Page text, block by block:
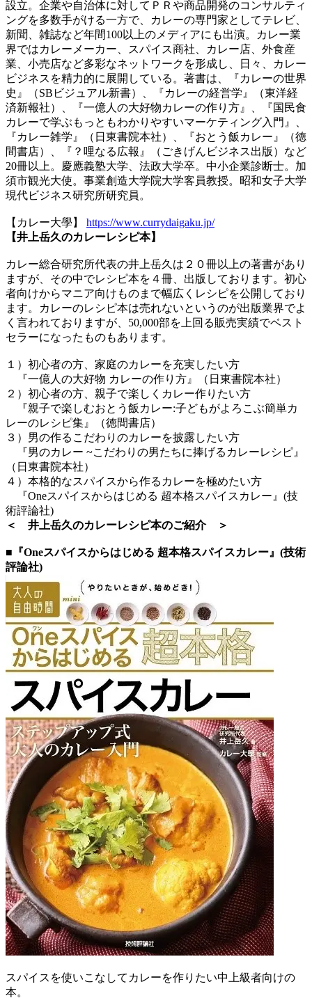
設立。企業や自治体に対してＰＲや商品開発のコンサルティ
ングを多数手がける一方で、カレーの専門家としてテレビ、
新聞、雑誌など年間100以上のメディアにも出演。カレー業
界ではカレーメーカー、スパイス商社、カレー店、外食産
業、小売店など多彩なネットワークを形成し、日々、カレー
ビジネスを精力的に展開している。著書は、『カレーの世界
史』（SBビジュアル新書）、『カレーの経営学』（東洋経
済新報社）、『一億人の大好物カレーの作り方』、『国民食
カレーで学ぶもっともわかりやすいマーケティング入門』、
『カレー雑学』（日東書院本社）、『おとう飯カレー』（徳
間書店）、『？哩なる広報』（ごきげんビジネス出版）など
20冊以上。慶應義塾大学、法政大学卒。中小企業診断士。加
須市観光大使。事業創造大学院大学客員教授。昭和女子大学
現代ビジネス研究所研究員。
【カレー大學】 https://www.currydaigaku.jp/
【井上岳久のカレーレシピ本】
カレー総合研究所代表の井上岳久は２０冊以上の著書があり
ますが、その中でレシピ本を４冊、出版しております。初心
者向けからマニア向けものまで幅広くレシピを公開しており
ます。カレーのレシピ本は売れないというのが出版業界でよ
く言われておりますが、50,000部を上回る販売実績でベスト
セラーになったものもあります。
１）初心者の方、家庭のカレーを充実したい方
『一億人の大好物 カレーの作り方』（日東書院本社）
２）初心者の方、親子で楽しくカレー作りたい方
『親子で楽しむおとう飯カレー:子どもがよろこぶ簡単カ
レーのレシピ集』（徳間書店）
３）男の作るこだわりのカレーを披露したい方
『男のカレー ~こだわりの男たちに捧げるカレーレシピ』
（日東書院本社）
４）本格的なスパイスから作るカレーを極めたい方
『Oneスパイスからはじめる 超本格スパイスカレー』(技
術評論社)
＜ 井上岳久のカレーレシピ本のご紹介 ＞
■『Oneスパイスからはじめる 超本格スパイスカレー』(技術
評論社)
スパイスを使いこなしてカレーを作りたい中上級者向けの
本。